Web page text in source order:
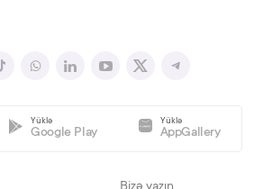
Yüklə
Google Play
Yüklə
AppGallery